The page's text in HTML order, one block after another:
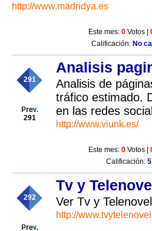
http://www.madridya.es
Este mes: 0 Votos |
Calificación: No
291
291
Analisis
Analisis de
tráfico estimado.
en las redes
http://www.viunk.es/
Este mes: 0 Votos |
Calificación:
292
Tv y
Ver Tv y
http://